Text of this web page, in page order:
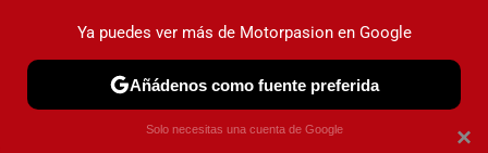
PRUEBAS COCHES ELÉCTRICOS OBSERVATORIO
×
Ya puedes ver más de Motorpasion en Google
Añádenos como fuente preferida
Solo necesitas una cuenta de Google